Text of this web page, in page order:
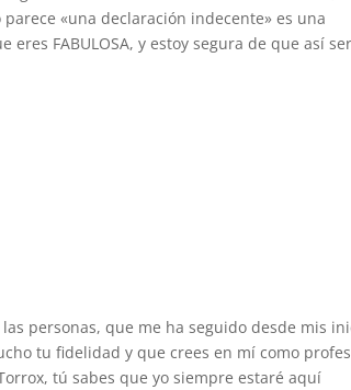
«una declaración indecente» es una
eres FABULOSA, y estoy segura de que así
personas, que me ha seguido desde mis
tu fidelidad y que crees en mí como
tú sabes que yo siempre estaré aquí